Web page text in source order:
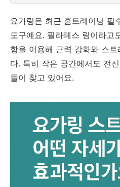
요가링은 최근 홈트레이닝 필
도구예요. 필라테스 링이라고
항을 이용해 근력 강화와 스
다. 특히 작은 공간에서도 전
들이 찾고 있어요.